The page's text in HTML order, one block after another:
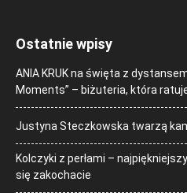
Ostatnie wpisy
ANIA KRUK na święta z
Moments” – biżuteria, która
Justyna Steczkowska twarzą
Kolczyki z perłami –
się zakochacie